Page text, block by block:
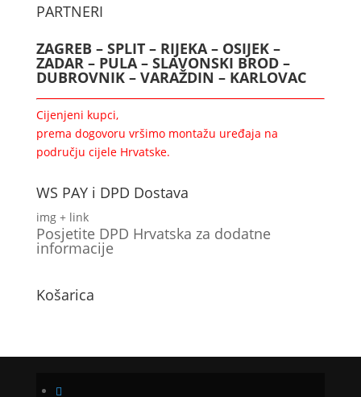
PARTNERI
ZAGREB – SPLIT – RIJEKA – OSIJEK –
ZADAR – PULA – SLAVONSKI BROD –
DUBROVNIK – VARAŽDIN – KARLOVAC
Cijenjeni kupci,
prema dogovoru vršimo montažu uređaja na
području cijele Hrvatske.
WS PAY i DPD Dostava
img + link
Posjetite DPD Hrvatska za dodatne
informacije
Košarica